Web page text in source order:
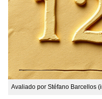
Avaliado por Stéfano Barcellos